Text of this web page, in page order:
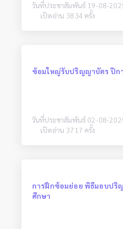
วันที่ประชาสัมพันธ์ 19-08-
เปิดอ่าน 3834 ครั้ง
ซ้อมใหญ่รับปริญญาบัตร ปีก
วันที่ประชาสัมพันธ์ 02-08-
เปิดอ่าน 3717 ครั้ง
การฝึกซ้อมย่อย พิธีมอบปริ
ศึกษา